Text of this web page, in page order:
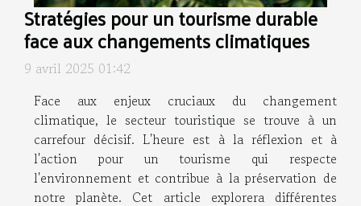
Stratégies pour un tourisme durable
face aux changements climatiques
9 avril 2025 01:42
Face aux enjeux cruciaux du changement
climatique, le secteur touristique se trouve à un
carrefour décisif. L'heure est à la réflexion et à
l'action pour un tourisme qui respecte
l'environnement et contribue à la préservation de
notre planète. Cet article explorera différentes